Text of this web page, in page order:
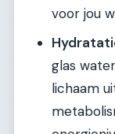
voor jou
glas
lichaam